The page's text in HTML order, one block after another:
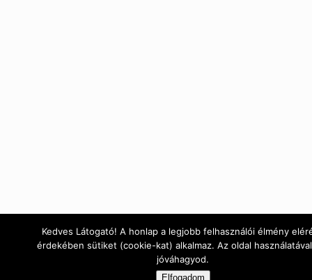
Kedves Látogató! A honlap a legjobb felhasználói élmény
érdekében sütiket (cookie-kat) alkalmaz. Az oldal
jóváhagyod.
Elfogadom